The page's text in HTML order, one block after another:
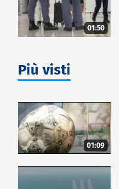
01:50
Più visti
01:09